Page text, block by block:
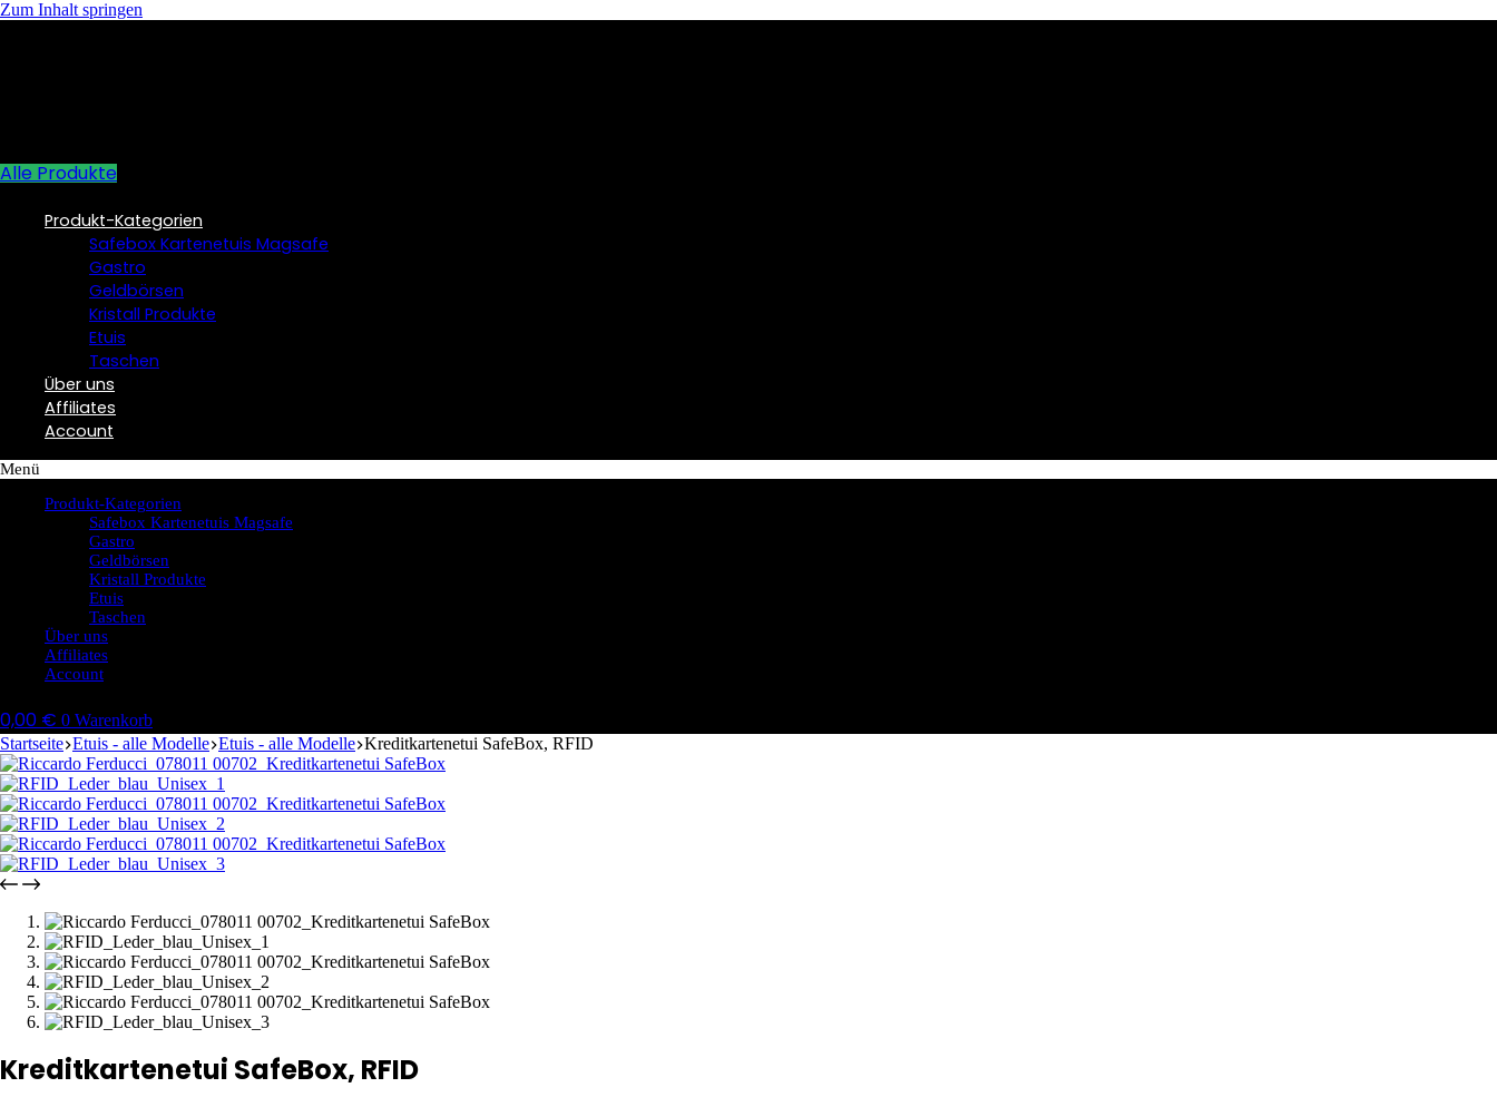
Zum Inhalt springen
Alle Produkte
Produkt-Kategorien
Safebox Kartenetuis Magsafe
Gastro
Geldbörsen
Kristall Produkte
Etuis
Taschen
Über uns
Affiliates
Account
Menü
Produkt-Kategorien
Safebox Kartenetuis Magsafe
Gastro
Geldbörsen
Kristall Produkte
Etuis
Taschen
Über uns
Affiliates
Account
0,00 € 0 Warenkorb
Startseite Etuis - alle Modelle Etuis - alle Modelle Kreditkartenetui SafeBox, RFID
Kreditkartenetui SafeBox, RFID